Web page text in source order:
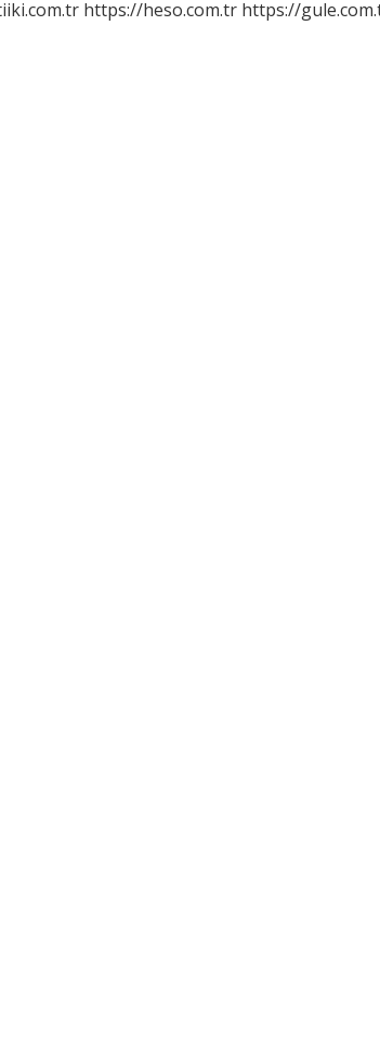
https://heso.com.tr https://